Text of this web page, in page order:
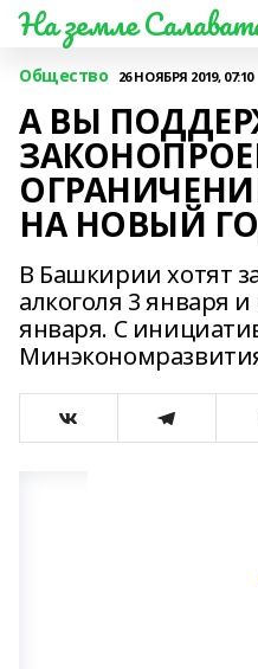
На земле
Общество 26 НОЯБРЯ 2019, 07:10
А ВЫ
НА НОВЫЙ
В Башкирии хотят
алкоголя 3 января
января. С